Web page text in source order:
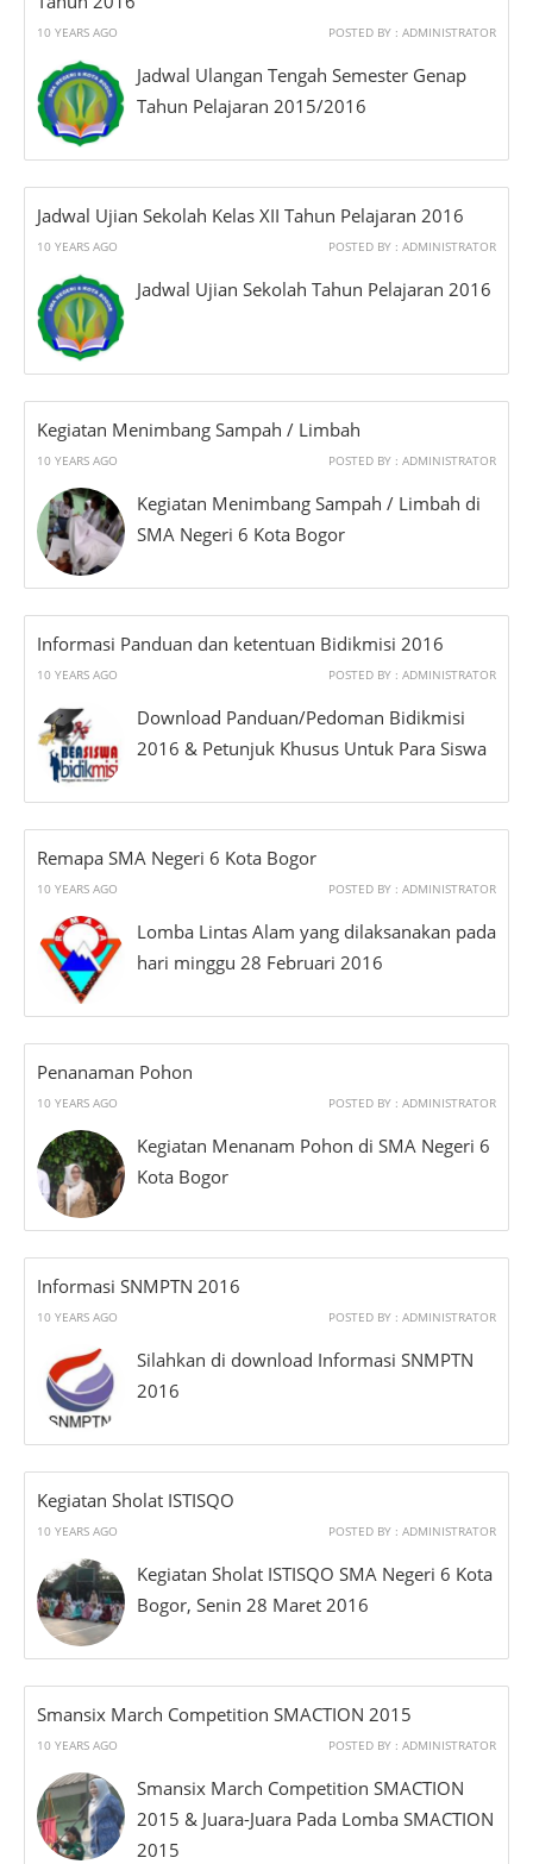
10 YEARS AGO POSTED BY : ADMINISTRATOR
Jadwal Ulangan Tengah Semester Genap
Tahun Pelajaran 2015/2016
Jadwal Ujian Sekolah Kelas XII Tahun Pelajaran 2016
10 YEARS AGO POSTED BY : ADMINISTRATOR
Jadwal Ujian Sekolah Tahun Pelajaran 2016
Kegiatan Menimbang Sampah / Limbah
10 YEARS AGO POSTED BY : ADMINISTRATOR
Kegiatan Menimbang Sampah / Limbah di
SMA Negeri 6 Kota Bogor
Informasi Panduan dan ketentuan Bidikmisi 2016
10 YEARS AGO POSTED BY : ADMINISTRATOR
Download Panduan/Pedoman Bidikmisi
2016 & Petunjuk Khusus Untuk Para Siswa
Remapa SMA Negeri 6 Kota Bogor
10 YEARS AGO POSTED BY : ADMINISTRATOR
Lomba Lintas Alam yang dilaksanakan pada
hari minggu 28 Februari 2016
Penanaman Pohon
10 YEARS AGO POSTED BY : ADMINISTRATOR
Kegiatan Menanam Pohon di SMA Negeri 6
Kota Bogor
Informasi SNMPTN 2016
10 YEARS AGO POSTED BY : ADMINISTRATOR
Silahkan di download Informasi SNMPTN
2016
Kegiatan Sholat ISTISQO
10 YEARS AGO POSTED BY : ADMINISTRATOR
Kegiatan Sholat ISTISQO SMA Negeri 6 Kota
Bogor, Senin 28 Maret 2016
Smansix March Competition SMACTION 2015
10 YEARS AGO POSTED BY : ADMINISTRATOR
Smansix March Competition SMACTION
2015 & Juara-Juara Pada Lomba SMACTION
2015